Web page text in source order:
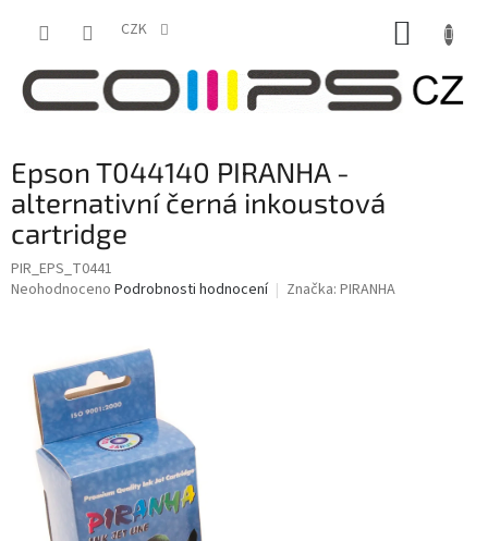
CZK
Epson T044140 PIRANHA -
alternativní černá inkoustová
cartridge
PIR_EPS_T0441
Průměrné
hvězdiček.
Neohodnoceno Podrobnosti hodnocení Značka: PIRANHA